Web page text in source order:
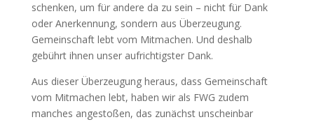
schenken, um für andere da zu sein – nicht für Dank
oder Anerkennung, sondern aus Überzeugung.
Gemeinschaft lebt vom Mitmachen. Und deshalb
gebührt ihnen unser aufrichtigster Dank.
Aus dieser Überzeugung heraus, dass Gemeinschaft
vom Mitmachen lebt, haben wir als FWG zudem
manches angestoßen, das zunächst unscheinbar